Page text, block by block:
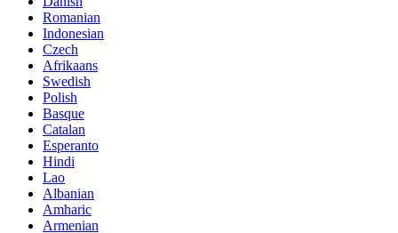
Romanian
Indonesian
Czech
Afrikaans
Swedish
Polish
Basque
Catalan
Esperanto
Hindi
Lao
Albanian
Amharic
Armenian